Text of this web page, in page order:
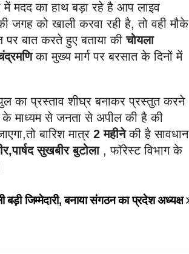
मदद का हाथ बड़ा रहे है आप लाइव
को खाली करवा रही है, तो वही मौके
पर बात करते हुए बताया कीचोयला
का मुख्य मार्ग पर बरसात के दिनों में
का प्रस्ताव शीघ्र बनाकर प्रस्तुत करने
के माध्यम से जनता से अपील की है की
बारिश मात्र 2 महीनेकी है सावधान
सुखबीर बुटोला, फॉरेस्ट विभाग के
बड़ी जिम्मेदारी, बनाया संगठन का प्रदेश अध्यक्ष